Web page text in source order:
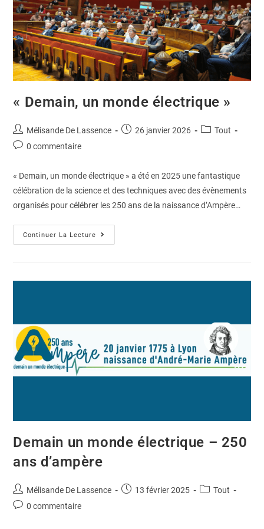
« Demain, un monde électrique »
Mélisande De Lassence 26 janvier 2026
Tout
0 commentaire
« Demain, un monde électrique » a été en 2025 une fantastique
célébration de la science et des techniques avec des évènements
organisés pour célébrer les 250 ans de la naissance d’Ampère…
Continuer La Lecture
Demain un monde électrique – 250
ans d’ampère
Mélisande De Lassence 13 février 2025
Tout
0 commentaire